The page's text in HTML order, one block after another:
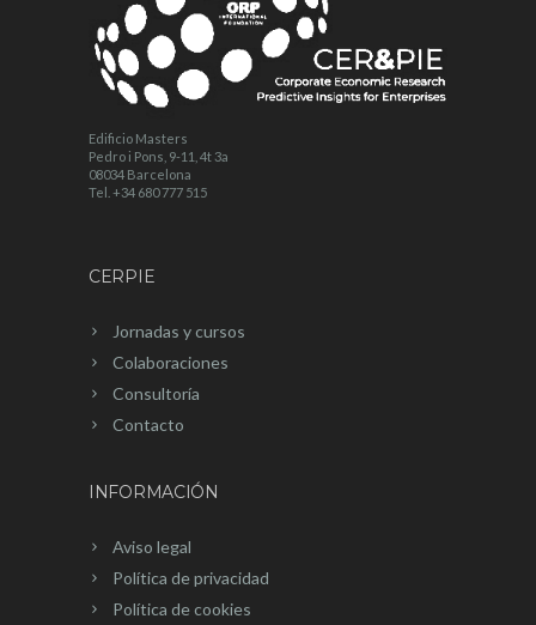
Edificio Masters
Pedro i Pons, 9-11, 4t 3a
08034 Barcelona
Tel. +34 680 777 515
CERPIE
Jornadas y cursos
Colaboraciones
Consultoría
Contacto
INFORMACIÓN
Aviso legal
Política de privacidad
Política de cookies